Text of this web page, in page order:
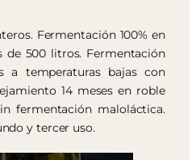
Fermentación 100% en
de 500 litros. Fermentación
a temperaturas bajas con
14 meses en roble
fermentación maloláctica.
y tercer uso.